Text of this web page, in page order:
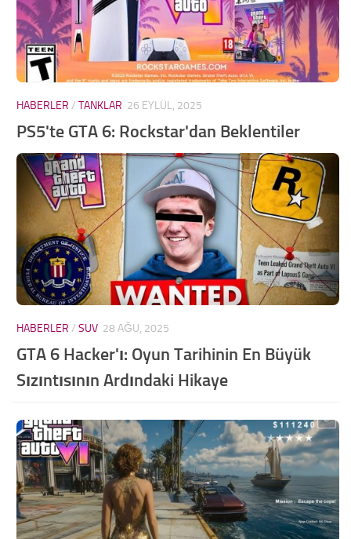
HABERLER /TANKLAR 26 EYLÜL, 2025
PS5'te GTA 6: Rockstar'dan Beklentiler
HABERLER /SUV 28 AĞU, 2025
GTA 6 Hacker'ı: Oyun Tarihinin En Büyük
Sızıntısının Ardındaki Hikaye